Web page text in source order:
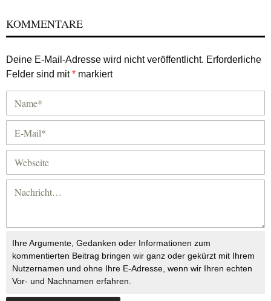
KOMMENTARE
Deine E-Mail-Adresse wird nicht veröffentlicht. Erforderliche
Felder sind mit* markiert
Ihre Argumente, Gedanken oder Informationen zum
kommentierten Beitrag bringen wir ganz oder gekürzt mit Ihrem
Nutzernamen und ohne Ihre E-Adresse, wenn wir Ihren echten
Vor- und Nachnamen erfahren.